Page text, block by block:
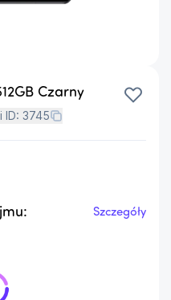
Czarny
ID: 3745
Szczegóły